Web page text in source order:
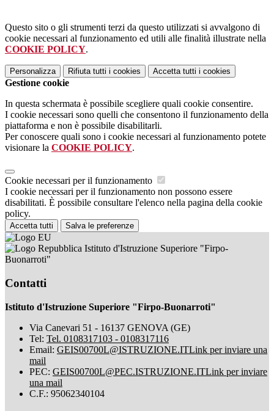
Questo sito o gli strumenti terzi da questo utilizzati si avvalgono di
cookie necessari al funzionamento ed utili alle finalità illustrate nella
COOKIE POLICY.
Personalizza Rifiuta tutti i cookies Accetta tutti i cookies
Gestione cookie
In questa schermata è possibile scegliere quali cookie consentire.
I cookie necessari sono quelli che consentono il funzionamento della
piattaforma e non è possibile disabilitarli.
Per conoscere quali sono i cookie necessari al funzionamento potete
visionare la COOKIE POLICY.
Cookie necessari per il funzionamento
I cookie necessari per il funzionamento non possono essere
disabilitati. È possibile consultare l'elenco nella pagina della cookie
policy.
Accetta tutti Salva le preferenze
Istituto d'Istruzione Superiore "Firpo-
Buonarroti"
Contatti
Istituto d'Istruzione Superiore "Firpo-Buonarroti"
Via Canevari 51 - 16137 GENOVA (GE)
Tel: Tel. 0108317103 - 0108317116
Email: GEIS00700L@ISTRUZIONE.ITLink per inviare una
mail
PEC: GEIS00700L@PEC.ISTRUZIONE.ITLink per inviare
una mail
C.F.: 95062340104